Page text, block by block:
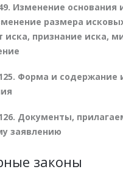
Изменение основания
размера
иска, признание иска,
Форма и содержание
Документы,
заявлению
законы